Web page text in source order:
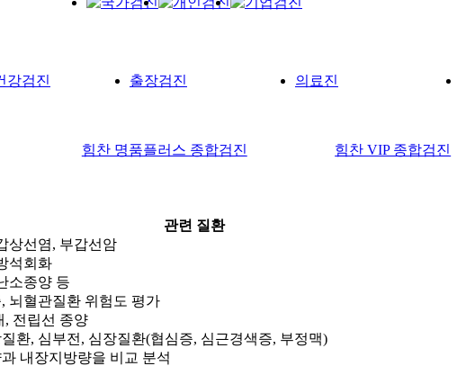
강검진 출장검진 의료진
힘찬 명품플러스 종합검진 힘찬 VIP 종합검진
상선염, 부갑선암
석회화
소종양 등
뇌혈관질환 위험도 평가
, 전립선 종양
환, 심부전, 심장질환(협심증, 심근경색증, 부정맥)
내장지방량을 비교 분석
관련 질환